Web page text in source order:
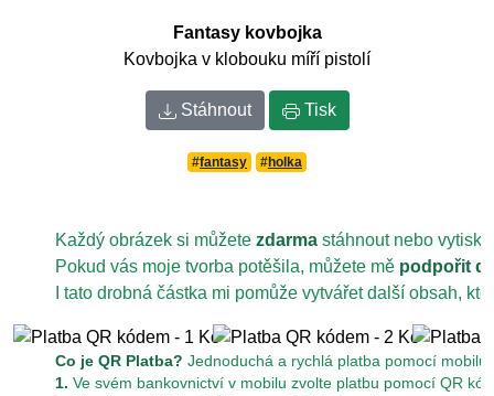
Fantasy kovbojka
Kovbojka v klobouku míří pistolí
Stáhnout Tisk
#fantasy #holka
Každý obrázek si můžete zdarma stáhnout nebo
Pokud vás moje tvorba potěšila, můžete mě podpořit
I tato drobná částka mi pomůže vytvářet další obsah,
Co je QR Platba? Jednoduchá a rychlá platba pomocí
1. Ve svém bankovnictví v mobilu zvolte platbu pomocí QR